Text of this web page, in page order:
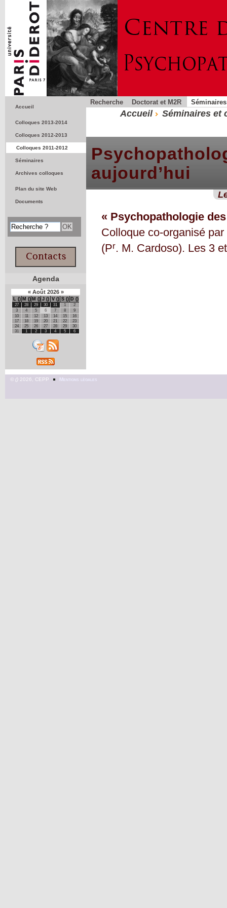
Recherche Doctorat et M2R
Accueil Séminaires et
aujourd’hui
« Psychopathologie
Colloque co-organisé
(Pr. M. Cardoso). Les 3
Accueil
Colloques 2013-2014
Colloques 2012-2013
Colloques 2011-2012
Séminaires
Archives colloques
Plan du site Web
Documents
Agenda
« Août 2026 »
L M M J V S D
27 28 29 30 31 1
2
3
4 5 6 7 8
9
10
11 12 13 14 15
16
17
18 19 20 21 22
23
24
25 26 27 28 29
30
31
1 2 3 4 5 6
© 2026, CEPP Mentions légales